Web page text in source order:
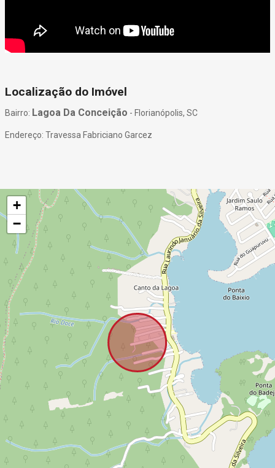
Localização do Imóvel
Bairro: Lagoa Da Conceição - Florianópolis, SC
Endereço: Travessa Fabriciano Garcez
+
−